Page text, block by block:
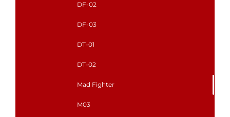
DF-02
DF-03
DT-01
DT-02
Mad Fighter
M03